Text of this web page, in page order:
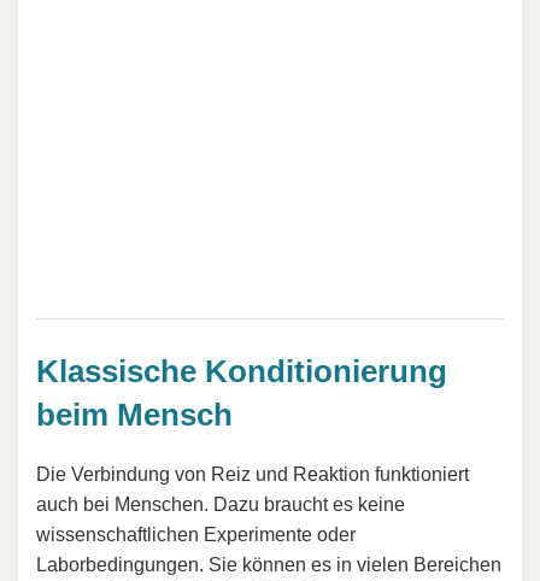
Klassische Konditionierung
beim Mensch
Die Verbindung von Reiz und Reaktion funktioniert
auch bei Menschen. Dazu braucht es keine
wissenschaftlichen Experimente oder
Laborbedingungen. Sie können es in vielen Bereichen